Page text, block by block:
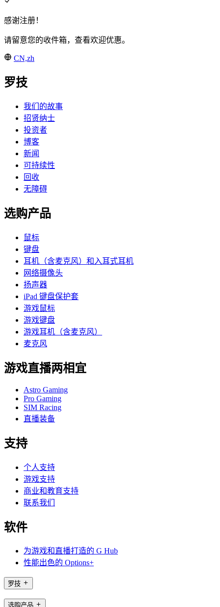
感谢注册！
请留意您的收件箱，查看欢迎优惠。
CN,zh
罗技
我们的故事
招贤纳士
投资者
博客
新闻
可持续性
回收
无障碍
选购产品
鼠标
键盘
耳机（含麦克风）和入耳式耳机
网络摄像头
扬声器
iPad 键盘保护套
游戏鼠标
游戏键盘
游戏耳机（含麦克风）
麦克风
游戏直播两相宜
Astro Gaming
Pro Gaming
SIM Racing
直播装备
支持
个人支持
游戏支持
商业和教育支持
联系我们
软件
为游戏和直播打造的 G Hub
性能出色的 Options+
罗技
选购产品